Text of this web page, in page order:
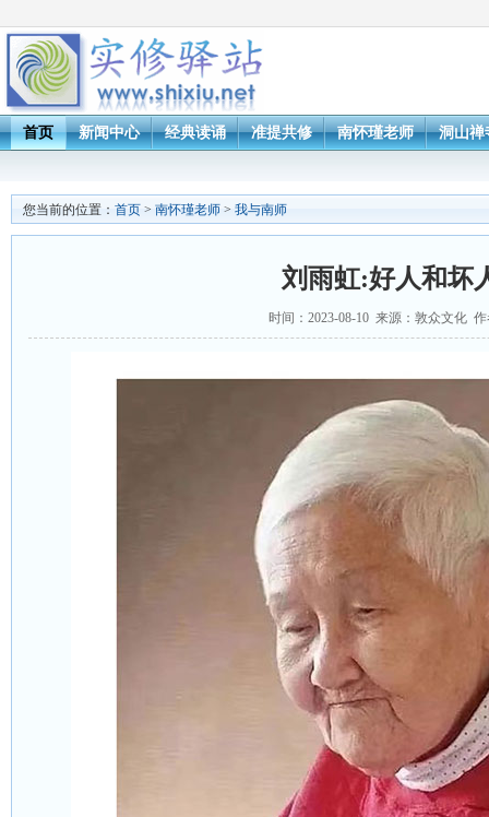
首页 新闻中心 经典读诵 准提共修 南怀瑾老师 洞山禅
您当前的位置： 首页 > 南怀瑾老师 > 我与南师
刘雨虹:好人和坏
时间：2023-08-10 来源：敦众文化